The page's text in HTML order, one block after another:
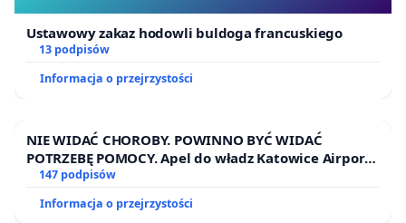
Ustawowy zakaz hodowli buldoga francuskiego
13 podpisów
Informacja o przejrzystości
NIE WIDAĆ CHOROBY. POWINNO BYĆ WIDAĆ
POTRZEBĘ POMOCY. Apel do władz Katowice Airport
o przystąpienie do programu HIDDEN DISABILITIES
SUNFLOWER – SŁONECZNIK – UKRYTE
NIEPEŁNOSPRAWNOŚCI
147 podpisów
Informacja o przejrzystości